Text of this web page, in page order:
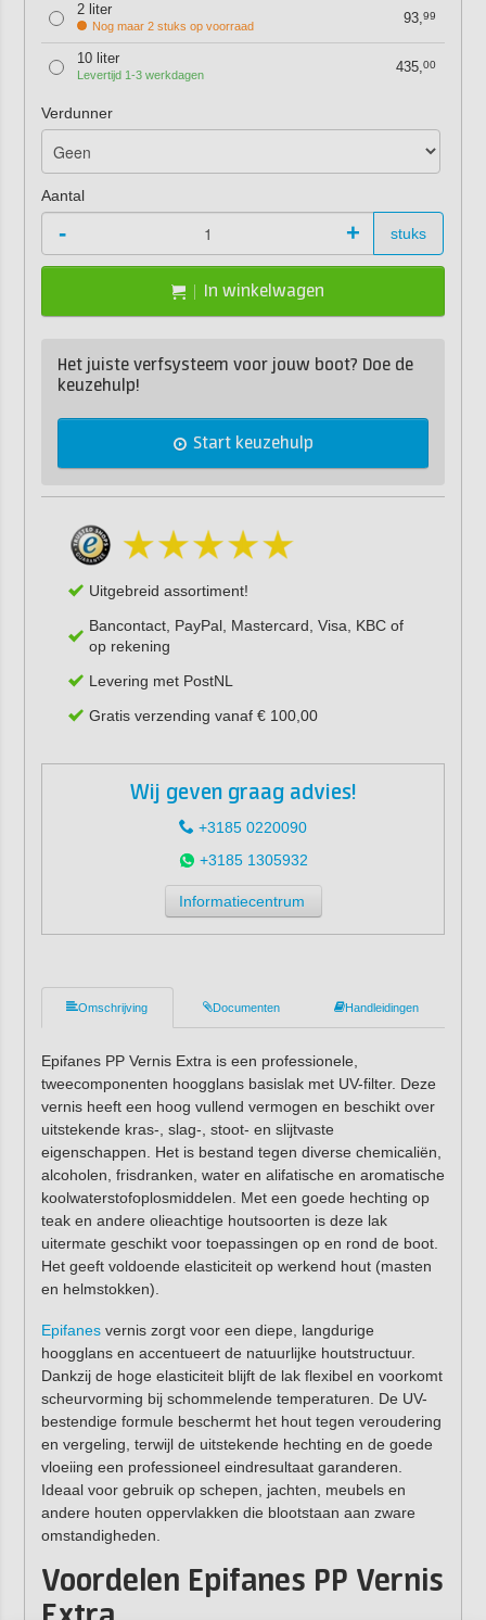
2 liter
Nog maar 2 stuks op voorraad 93,99
10 liter
Levertijd 1-3 werkdagen 435,00
Verdunner
Aantal
- + stuks
In winkelwagen
Het juiste verfsysteem voor jouw boot? Doe de
keuzehulp!
Start keuzehulp
Uitgebreid assortiment!
Bancontact, PayPal, Mastercard, Visa, KBC of
op rekening
Levering met PostNL
Gratis verzending vanaf € 100,00
Wij geven graag advies!
+3185 0220090
+3185 1305932
Informatiecentrum
Omschrijving Documenten Handleidingen
Epifanes PP Vernis Extra is een professionele,
tweecomponenten hoogglans basislak met UV-filter. Deze
vernis heeft een hoog vullend vermogen en beschikt over
uitstekende kras-, slag-, stoot- en slijtvaste
eigenschappen. Het is bestand tegen diverse chemicaliën,
alcoholen, frisdranken, water en alifatische en aromatische
koolwaterstofoplosmiddelen. Met een goede hechting op
teak en andere olieachtige houtsoorten is deze lak
uitermate geschikt voor toepassingen op en rond de boot.
Het geeft voldoende elasticiteit op werkend hout (masten
en helmstokken).
Epifanesvernis zorgt voor een diepe, langdurige
hoogglans en accentueert de natuurlijke houtstructuur.
Dankzij de hoge elasticiteit blijft de lak flexibel en voorkomt
scheurvorming bij schommelende temperaturen. De UV-
bestendige formule beschermt het hout tegen veroudering
en vergeling, terwijl de uitstekende hechting en de goede
vloeiing een professioneel eindresultaat garanderen.
Ideaal voor gebruik op schepen, jachten, meubels en
andere houten oppervlakken die blootstaan aan zware
omstandigheden.
Voordelen Epifanes PP Vernis